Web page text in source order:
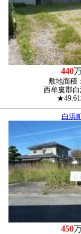
440
敷地面積
西牟婁郡白
白浜
450